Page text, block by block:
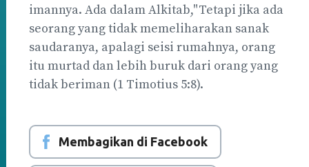
imannya. Ada dalam Alkitab,"Tetapi jika ada
seorang yang tidak memeliharakan sanak
saudaranya, apalagi seisi rumahnya, orang
itu murtad dan lebih buruk dari orang yang
tidak beriman (1 Timotius 5:8).
Membagikan di Facebook